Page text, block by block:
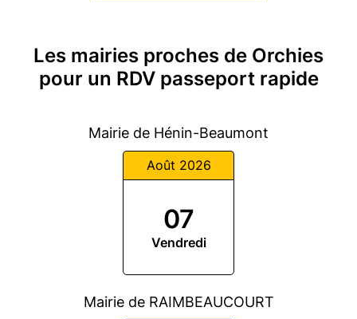
Les mairies proches de Orchies
pour un RDV passeport rapide
Mairie de Hénin-Beaumont
Août 2026
07
Vendredi
Mairie de RAIMBEAUCOURT